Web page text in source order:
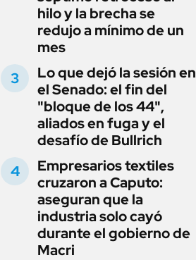
hilo y la brecha se
redujo a mínimo de un
mes
Lo que dejó la sesión en
el Senado: el fin del
"bloque de los 44",
aliados en fuga y el
desafío de Bullrich
Empresarios textiles
cruzaron a Caputo:
aseguran que la
industria solo cayó
durante el gobierno de
Macri